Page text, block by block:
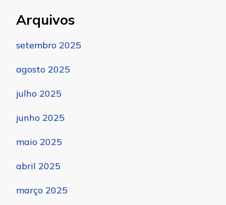
Arquivos
setembro 2025
agosto 2025
julho 2025
junho 2025
maio 2025
abril 2025
março 2025